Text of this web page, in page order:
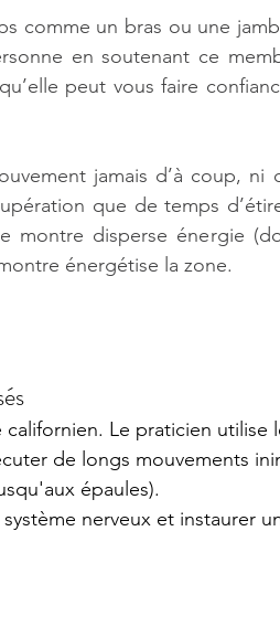
comme un bras ou une
en soutenant ce
peut vous faire
jamais d’à coup, ni
que de temps
montre disperse énergie
énergétise la zone.
Le praticien utilise
de longs mouvements
épaules).
nerveux et instaurer